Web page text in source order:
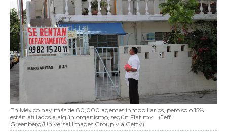
En México hay más de 80,000 agentes inmobiliarios, pero solo 15%
están afiliados a algún organismo, según Flat.mx.
(Jeff
Greenberg/Universal Images Group via Getty)